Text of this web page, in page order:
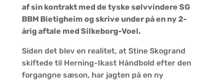
af sin kontrakt med de tyske sølvvindere SG
BBM Bietigheim og skrive under på en ny 2-
årig aftale med Silkeborg-Voel.
Siden det blev en realitet, at Stine Skogrand
skiftede til Herning-Ikast Håndbold efter den
forgangne sæson, har jagten på en ny